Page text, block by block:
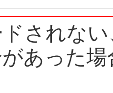
されな
あった